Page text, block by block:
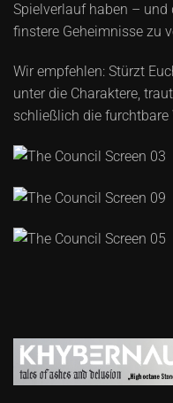
Spielverlauf haben – und
finstere Geheimnisse zu
Wir empfehlen: Stürzt
unter die Charaktere,
schließlich die furchtbare